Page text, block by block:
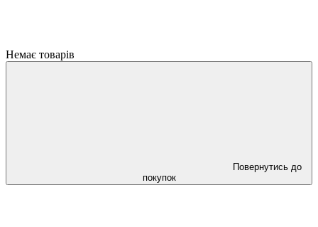
Немає товарів
Повернутись до
покупок